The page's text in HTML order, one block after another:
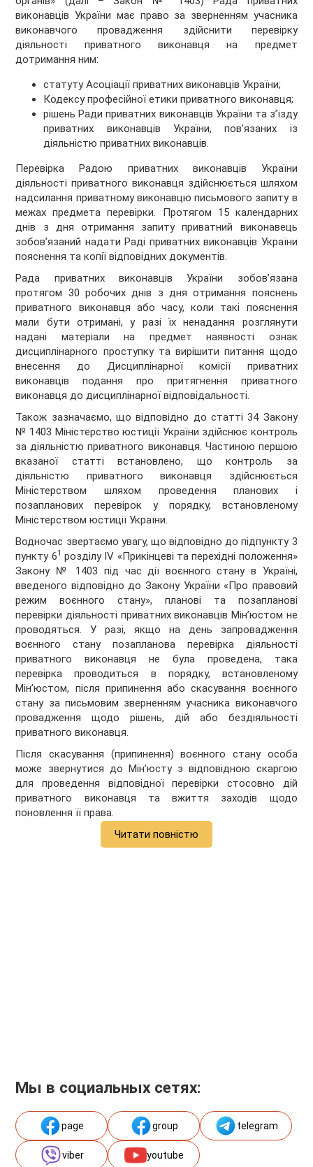
виконавців України має право за зверненням учасника
виконавчого провадження здійснити перевірку
діяльності приватного виконавця на предмет
дотримання ним:
статуту Асоціації приватних виконавців України;
Кодексу професійної етики приватного виконавця;
рішень Ради приватних виконавців України та з’їзду
приватних виконавців України, пов’язаних із
діяльністю приватних виконавців.
Перевірка Радою приватних виконавців України
діяльності приватного виконавця здійснюється шляхом
надсилання приватному виконавцю письмового запиту в
межах предмета перевірки. Протягом 15 календарних
днів з дня отримання запиту приватний виконавець
зобов’язаний надати Раді приватних виконавців України
пояснення та копії відповідних документів.
Рада приватних виконавців України зобов’язана
протягом 30 робочих днів з дня отримання пояснень
приватного виконавця або часу, коли такі пояснення
мали бути отримані, у разі їх ненадання розглянути
надані матеріали на предмет наявності ознак
дисциплінарного проступку та вирішити питання щодо
внесення до Дисциплінарної комісії приватних
виконавців подання про притягнення приватного
виконавця до дисциплінарної відповідальності.
Також зазначаємо, що відповідно до статті 34 Закону
№ 1403 Міністерство юстиції України здійснює контроль
за діяльністю приватного виконавця. Частиною першою
вказаної статті встановлено, що контроль за
діяльністю приватного виконавця здійснюється
Міністерством шляхом проведення планових і
позапланових перевірок у порядку, встановленому
Міністерством юстиції України.
Водночас звертаємо увагу, що відповідно до підпункту 3
пункту 61 розділу IV «Прикінцеві та перехідні положення»
Закону № 1403 під час дії воєнного стану в Україні,
введеного відповідно до Закону України «Про правовий
режим воєнного стану», планові та позапланові
перевірки діяльності приватних виконавців Мін’юстом не
проводяться. У разі, якщо на день запровадження
воєнного стану позапланова перевірка діяльності
приватного виконавця не була проведена, така
перевірка проводиться в порядку, встановленому
Мін’юстом, після припинення або скасування воєнного
стану за письмовим зверненням учасника виконавчого
провадження щодо рішень, дій або бездіяльності
приватного виконавця.
Після скасування (припинення) воєнного стану особа
може звернутися до Мін’юсту з відповідною скаргою
для проведення відповідної перевірки стосовно дій
приватного виконавця та вжиття заходів щодо
поновлення її права.
Читати повністю
Мы в социальных сетях:
page group telegram
viber youtube